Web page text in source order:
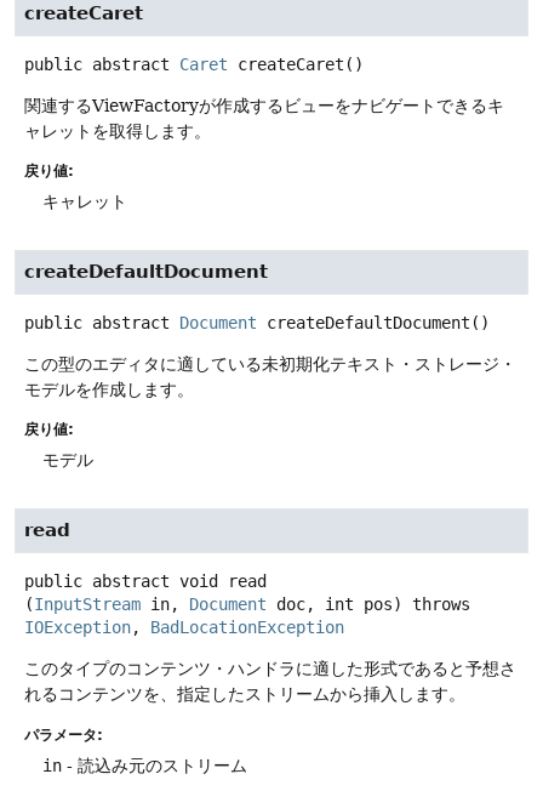
createCaret
public abstract Caret createCaret ()
関連するViewFactoryが作成するビューをナビゲートできるキ
ャレットを取得します。
戻り値:
キャレット
createDefaultDocument
public abstract Document createDefaultDocument ()
この型のエディタに適している未初期化テキスト・ストレージ・
モデルを作成します。
戻り値:
モデル
read
public abstract void
read
(InputStream in, Document doc, int pos)
throws
IOException, BadLocationException
このタイプのコンテンツ・ハンドラに適した形式であると予想さ
れるコンテンツを、指定したストリームから挿入します。
パラメータ:
in - 読込み元のストリーム